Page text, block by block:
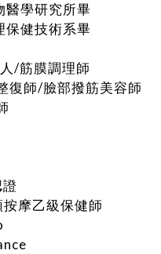
醫學研究所畢
保健技術系畢
/筋膜調理師
復師/臉部撥筋美容師
摩乙級保健師